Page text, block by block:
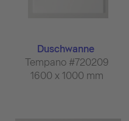
Duschwanne
Tempano #720209
1600 x 1000 mm